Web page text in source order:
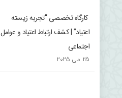
کارگاه تخصصی “تجربه زیسته
اعتیاد” | کشف ارتباط اعتیاد و عوامل
اجتماعی
25 می 2025